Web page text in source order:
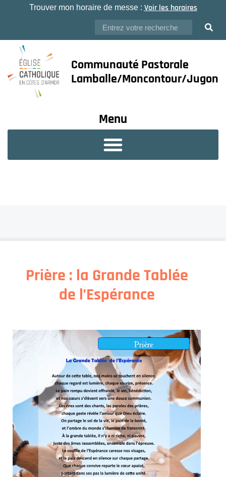
Trouver mon horaire de messe : Voir les horaires
Communauté Pastorale
Lamballe/Moncontour/Jugon
Menu
Prière : la Grande Tablée
de l’Espérance